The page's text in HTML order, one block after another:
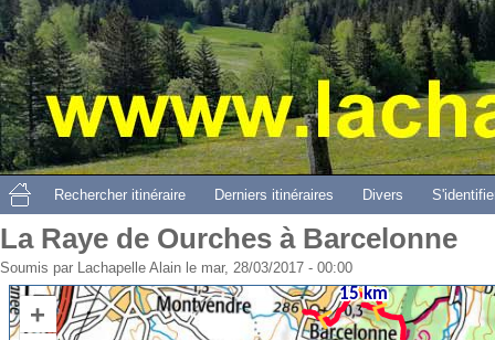
La Raye de Ourches à Barcelonne
Soumis par Lachapelle Alain le mar, 28/03/2017 - 00:00
Rechercher itinéraire Derniers itinéraires Divers